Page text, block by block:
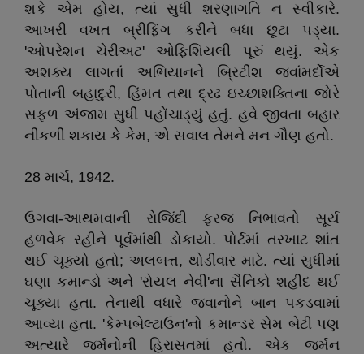
શકે એમ હોય, ત્યાં સુધી શરણાગતિ ન સ્વીકારે.
આખરી વખત બ્રીફિંગ કરીને બધા છૂટા પડ્યા.
'ઓપરેશન ચેરીઅટ' ઓફિશિયલી પૂરું થયું. એક
અશક્ય લાગતાં અભિયાનને બ્રિટીશ જવાંમર્દોએ
પોતાની બહાદુરી, હિંમત તથા દ્રઢ ઇચ્છાશક્તિના જોરે
સફળ અંજામ સુધી પહોંચાડ્યું હતું. હવે જીવતા બહાર
નીકળી શકાય કે કેમ, એ સવાલ તેમને મન ગૌણ હતો.
28 માર્ચ, 1942.
ઉગવા-આથમવાની રોજિંદી ફરજ નિભાવતો સૂર્ય
હળવેક રહીને પૂર્વમાંથી ડોકાયો. પોર્ટમાં તરખાટ શાંત
થઈ ચૂક્યો હતો; અલબત્ત, થોડીવાર માટે. ત્યાં સુધીમાં
ઘણા કમાન્ડો અને 'રોયલ નેવી'ના સૈનિકો શહીદ થઈ
ચૂક્યા હતા. તેનાથી વધારે જવાનોને બાન પકડવામાં
આવ્યા હતા. 'કેમ્પબેલ્ટાઉન'નો કમાન્ડર સેમ બેટી પણ
અત્યારે જર્મનોની હિરાસતમાં હતો. એક જર્મન